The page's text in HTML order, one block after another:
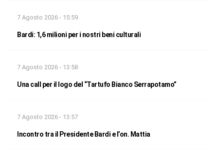
7 Agosto 2026 - 15:59
Bardi: 1,6 milioni per i nostri beni culturali
7 Agosto 2026 - 13:58
Una call per il logo del “Tartufo Bianco Serrapotamo”
7 Agosto 2026 - 13:57
Incontro tra il Presidente Bardi e l’on. Mattia